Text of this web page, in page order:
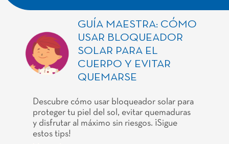
GUÍA MAESTRA: CÓMO
USAR BLOQUEADOR
SOLAR PARA EL
CUERPO Y EVITAR
QUEMARSE
Descubre cómo usar bloqueador solar para
proteger tu piel del sol, evitar quemaduras
y disfrutar al máximo sin riesgos. ¡Sigue
estos tips!